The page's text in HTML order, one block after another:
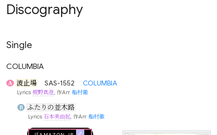
Discography
Single
COLUMBIA
A 波止場 SAS-1552 COLUMBIA
Lyrics梶野真澄, 作Arr.船村徹
B ふたりの並木路
Lyrics 石本美由起, 作Arr. 船村徹